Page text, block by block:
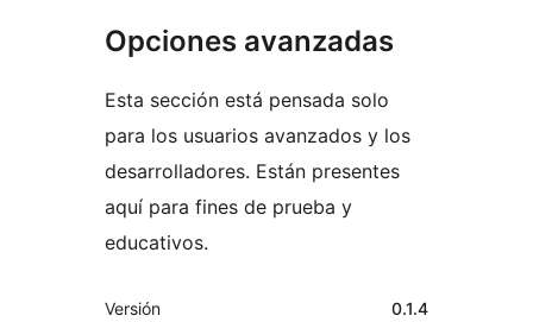
Opciones avanzadas
Esta sección está pensada solo
para los usuarios avanzados y los
desarrolladores. Están presentes
aquí para fines de prueba y
educativos.
Meta
Versión 0.1.4